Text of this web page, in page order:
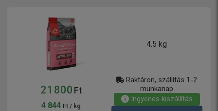
4.5 kg
21 800 Ft
4 844 Ft / kg
Raktáron, szállítás 1-2
munkanap
Ingyenes kiszállítás